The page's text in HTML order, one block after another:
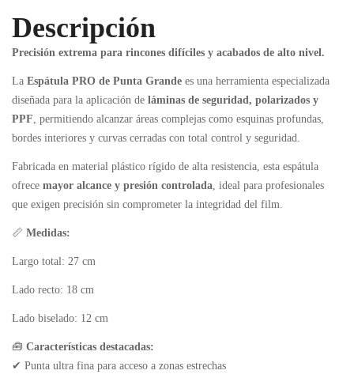
Descripción
Precisión extrema para rincones difíciles y acabados de alto nivel.
La Espátula PRO de Punta Grande es una herramienta especializada
diseñada para la aplicación de láminas de seguridad, polarizados y
PPF, permitiendo alcanzar áreas complejas como esquinas profundas,
bordes interiores y curvas cerradas con total control y seguridad.
Fabricada en material plástico rígido de alta resistencia, esta espátula
ofrece mayor alcance y presión controlada, ideal para profesionales
que exigen precisión sin comprometer la integridad del film.
📏 Medidas:
Largo total: 27 cm
Lado recto: 18 cm
Lado biselado: 12 cm
🧰 Características destacadas:
✔ Punta ultra fina para acceso a zonas estrechas